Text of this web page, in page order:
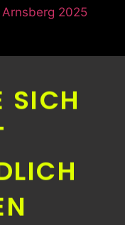
2025
SICH